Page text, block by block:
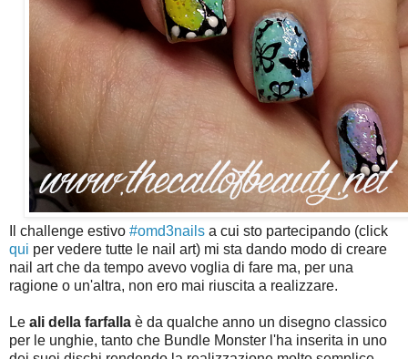
Il challenge estivo #omd3nails a cui sto partecipando (click
qui per vedere tutte le nail art) mi sta dando modo di creare
nail art che da tempo avevo voglia di fare ma, per una
ragione o un'altra, non ero mai riuscita a realizzare.
Le ali della farfalla è da qualche anno un disegno classico
per le unghie, tanto che Bundle Monster l'ha inserita in uno